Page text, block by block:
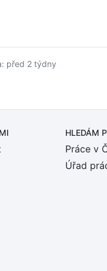
před 2 týdny
HLEDÁM
Práce v
Úřad